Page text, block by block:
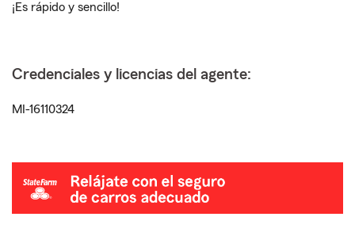
¡Es rápido y sencillo!
Credenciales y licencias del agente:
MI-16110324